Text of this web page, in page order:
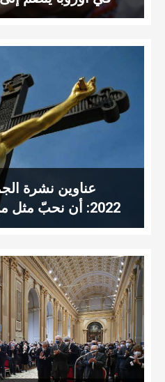
2022: أن نحبّ مثل من أحبّنا أكثر من ذاته